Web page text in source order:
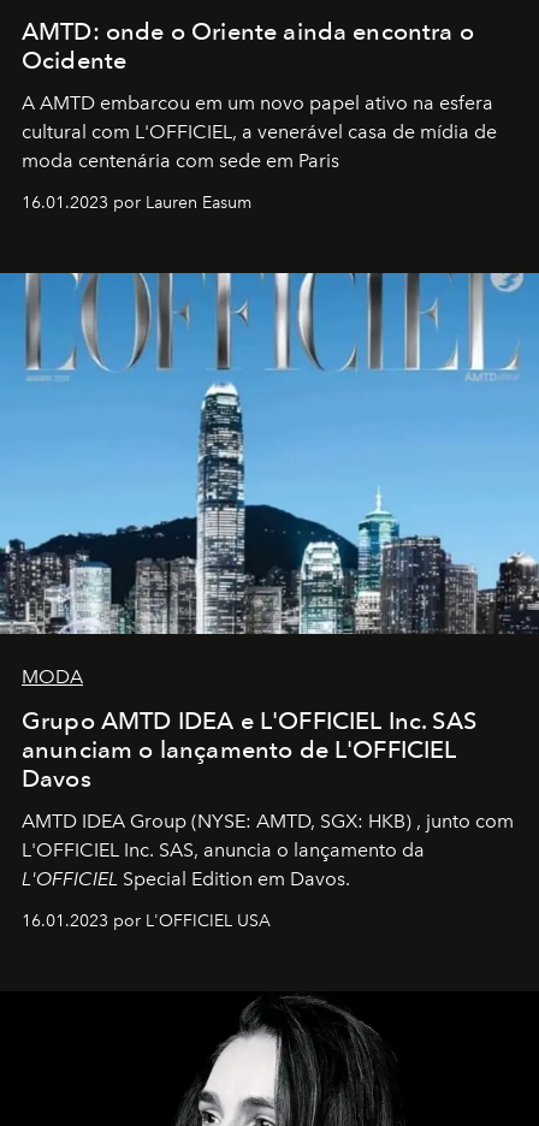
AMTD: onde o Oriente ainda encontra o
Ocidente
A AMTD embarcou em um novo papel ativo na esfera
cultural com L'OFFICIEL, a venerável casa de mídia de
moda centenária com sede em Paris
16.01.2023 por Lauren Easum
MODA
Grupo AMTD IDEA e L'OFFICIEL Inc. SAS
anunciam o lançamento de L'OFFICIEL
Davos
AMTD IDEA Group (NYSE: AMTD, SGX: HKB) , junto com
L'OFFICIEL Inc. SAS, anuncia o lançamento da
L'OFFICIEL Special Edition em Davos.
16.01.2023 por L'OFFICIEL USA